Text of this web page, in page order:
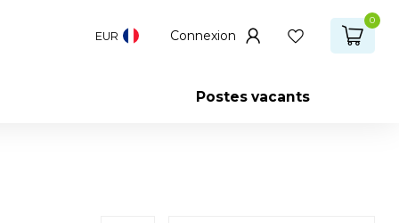
EUR Connexion
0
Postes vacants